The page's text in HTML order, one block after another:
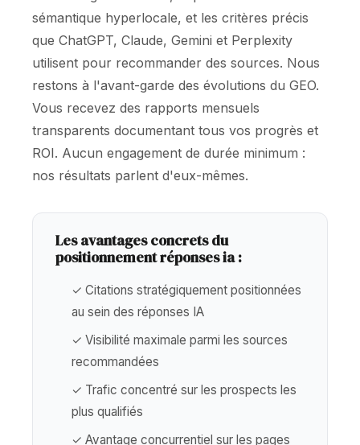
sémantique hyperlocale, et les critères précis
que ChatGPT, Claude, Gemini et Perplexity
utilisent pour recommander des sources. Nous
restons à l'avant-garde des évolutions du GEO.
Vous recevez des rapports mensuels
transparents documentant tous vos progrès et
ROI. Aucun engagement de durée minimum :
nos résultats parlent d'eux-mêmes.
Les avantages concrets du
positionnement réponses ia :
✓ Citations stratégiquement positionnées
au sein des réponses IA
✓ Visibilité maximale parmi les sources
recommandées
✓ Trafic concentré sur les prospects les
plus qualifiés
✓ Avantage concurrentiel sur les pages